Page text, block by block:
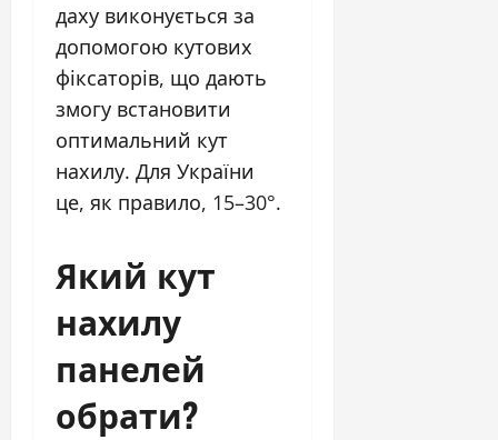
даху виконується за
допомогою кутових
фіксаторів, що дають
змогу встановити
оптимальний кут
нахилу. Для України
це, як правило, 15–30°.
Який кут
нахилу
панелей
обрати?